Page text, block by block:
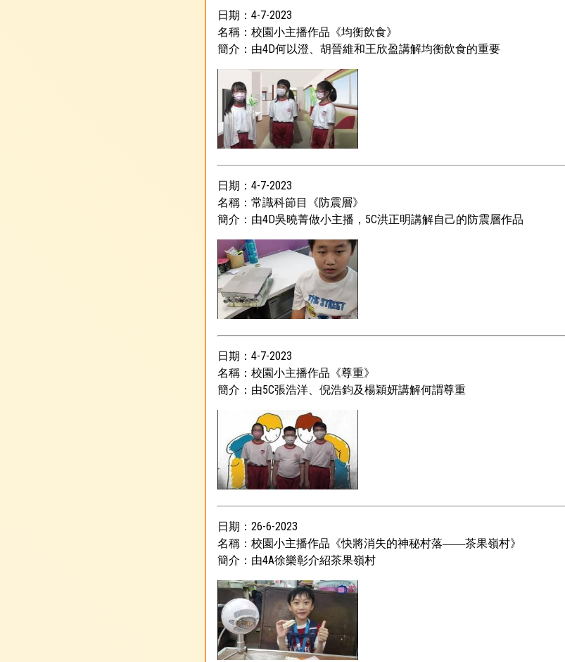
日期：4-7-2023
名稱：校園小主播作品《均衡飲食》
簡介：由4D何以澄、胡晉維和王欣盈講解均衡飲食的重要
日期：4-7-2023
名稱：常識科節目《防震層》
簡介：由4D吳曉菁做小主播，5C洪正明講解自己的防震層作品
日期：4-7-2023
名稱：校園小主播作品《尊重》
簡介：由5C張浩洋、倪浩鈞及楊穎妍講解何謂尊重
日期：26-6-2023
名稱：校園小主播作品《快將消失的神秘村落——茶果嶺村》
簡介：由4A徐樂彰介紹茶果嶺村